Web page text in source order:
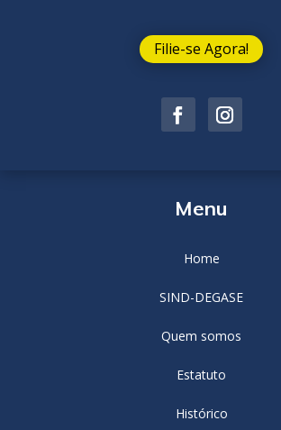
Filie-se Agora!
Menu
Home
SIND-DEGASE
Quem somos
Estatuto
Histórico